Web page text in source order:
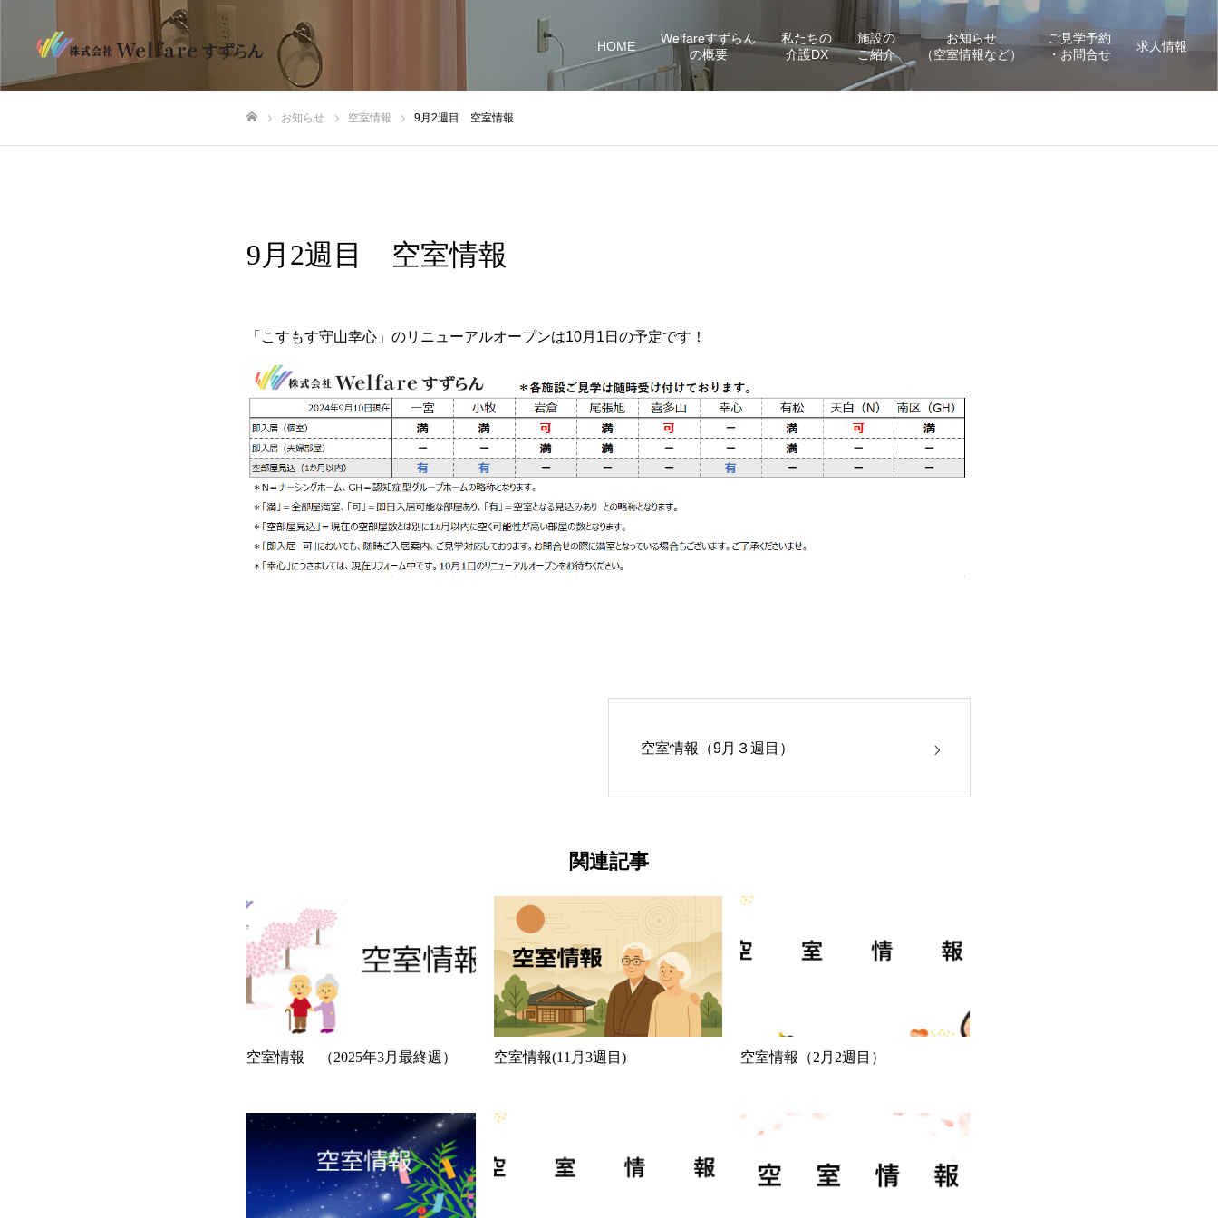
HOME
Welfareすずらん
の概要
私たちの
介護DX
施設の
ご紹介
お知らせ
（空室情報など）
ご見学予約
・お問合せ
求人情報
お知らせ 空室情報 9月2週目 空室情報
9月2週目 空室情報
「こすもす守山幸心」のリニューアルオープンは10月1日の予定です！
空室情報（9月３週目）
関連記事
空室情報 （2025年3月最終週） 空室情報(11月3週目) 空室情報（2月2週目）